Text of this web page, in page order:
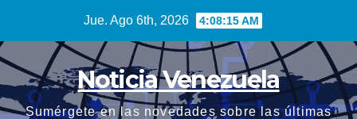
contenido
Jue. Ago 6th, 2026 4:08:16 AM
Noticia Venezuela
Sumérgete en las novedades sobre las últimas